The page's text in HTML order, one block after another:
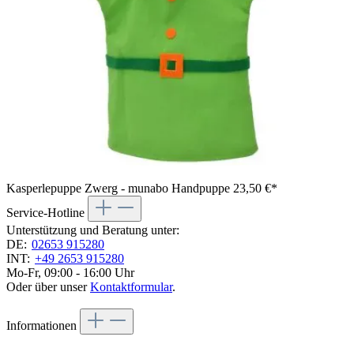
Kasperlepuppe Zwerg - munabo Handpuppe 23,50 €*
Service-Hotline
Unterstützung und Beratung unter:
DE: 02653 915280
INT: +49 2653 915280
Mo-Fr, 09:00 - 16:00 Uhr
Oder über unserKontaktformular.
Informationen